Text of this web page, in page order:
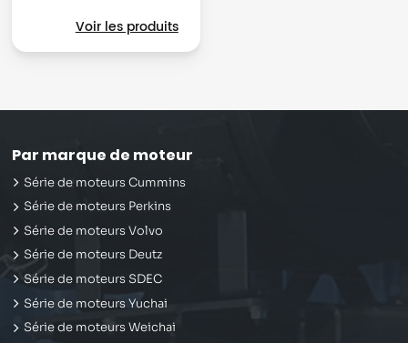
Voir les produits
Par marque de moteur
Série de moteurs Cummins
Série de moteurs Perkins
Série de moteurs Volvo
Série de moteurs Deutz
Série de moteurs SDEC
Série de moteurs Yuchai
Série de moteurs Weichai